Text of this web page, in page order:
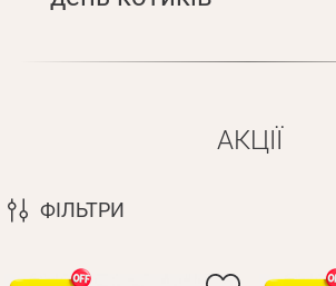
Оптовим клієнтам
АКЦІЇ
ФІЛЬТРИ